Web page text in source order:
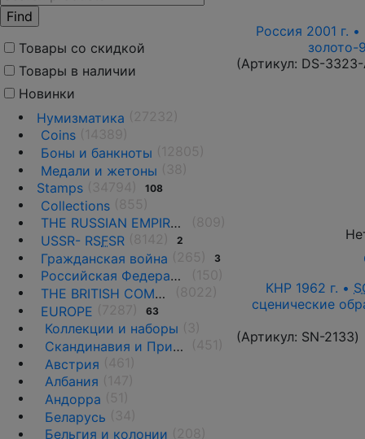
Товары со скидкой
Товары в наличии
Новинки
Нумизматика
Coins
Боны и банкноты
Медали и жетоны
Stamps
108
Collections
THE RUSSIAN EMPIRE UNTIL 1917.
USSR- RSFSR 2
Гражданская война 3
Российская Федерация(1992 г.-н.д.)
THE BRITISH COMMONWEALTH
EUROPE
63
Коллекции и наборы
Скандинавия и Прибалтика
Австрия
Албания
Андорра
Беларусь
Бельгия и колонии
Россия 2001 г.
золото-
(Артикул: DS-
КНР 1962 г. •
сценические
(Артикул: SN-2133)